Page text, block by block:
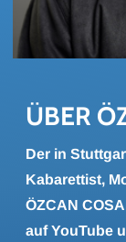
ÜBER
Der in
Kabarettist,
ÖZCAN
auf YouTube